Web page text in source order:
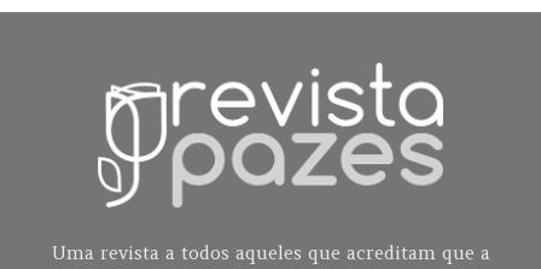
Uma revista a todos aqueles que acreditam que a